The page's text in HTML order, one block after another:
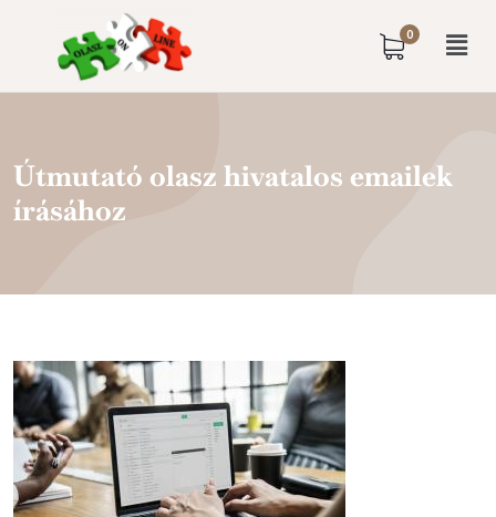
0
Útmutató olasz hivatalos emailek
írásához